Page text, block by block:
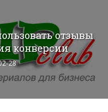
отзывы
конверсии
28